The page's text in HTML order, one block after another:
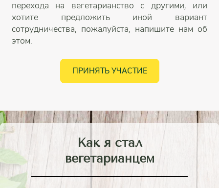
перехода на вегетарианство с другими, или
хотите предложить иной вариант
сотрудничества, пожалуйста, напишите нам об
этом.
ПРИНЯТЬ УЧАСТИЕ
Как я стал
вегетарианцем